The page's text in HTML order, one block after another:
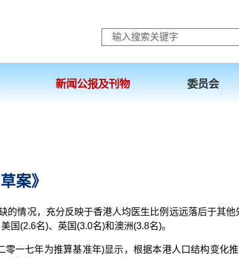
新闻公报及刊物 委员会
案》
的情况，充分反映于香港人均医生比例远远落后于其
国(2.6名)、英国(3.0名)和澳洲(3.8名)。
一七年为推算基准年)显示，根据本港人口结构变化